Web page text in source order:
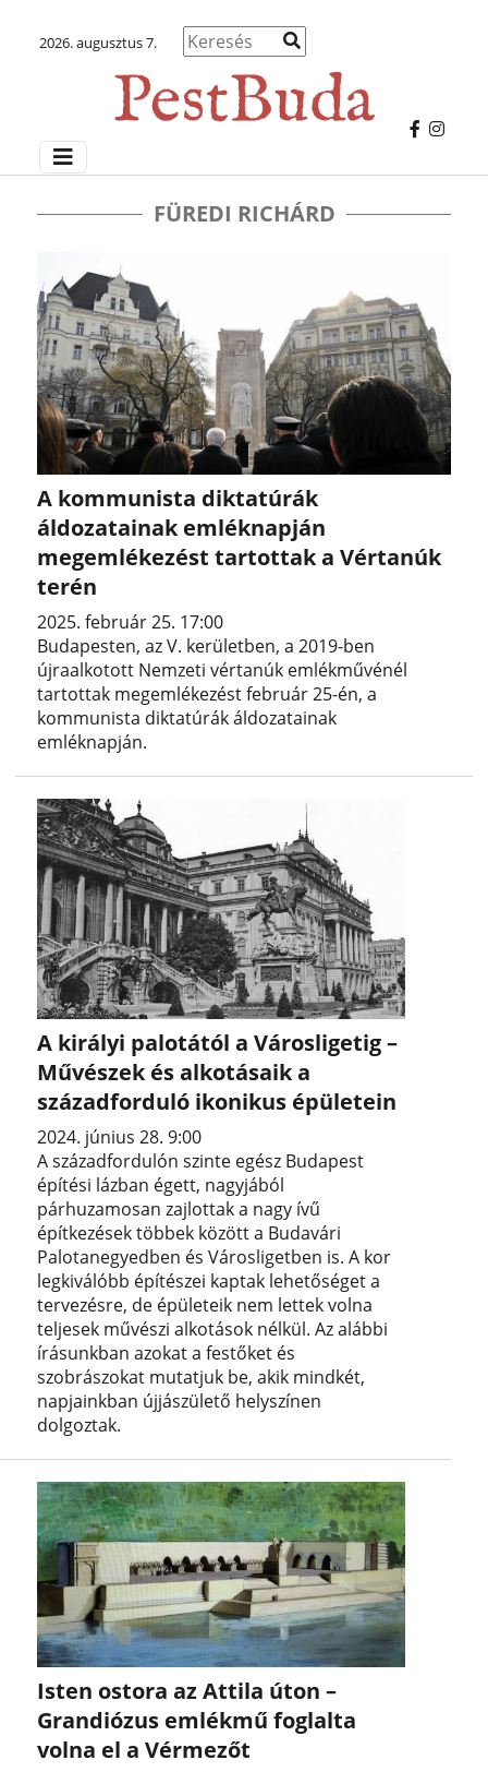
2026. augusztus 7.
FÜREDI RICHÁRD
A kommunista diktatúrák
áldozatainak emléknapján
megemlékezést tartottak a Vértanúk
terén
2025. február 25. 17:00
Budapesten, az V. kerületben, a 2019-ben
újraalkotott Nemzeti vértanúk emlékművénél
tartottak megemlékezést február 25-én, a
kommunista diktatúrák áldozatainak
emléknapján.
A királyi palotától a Városligetig –
Művészek és alkotásaik a
századforduló ikonikus épületein
2024. június 28. 9:00
A századfordulón szinte egész Budapest
építési lázban égett, nagyjából
párhuzamosan zajlottak a nagy ívű
építkezések többek között a Budavári
Palotanegyedben és Városligetben is. A kor
legkiválóbb építészei kaptak lehetőséget a
tervezésre, de épületeik nem lettek volna
teljesek művészi alkotások nélkül. Az alábbi
írásunkban azokat a festőket és
szobrászokat mutatjuk be, akik mindkét,
napjainkban újjászülető helyszínen
dolgoztak.
Isten ostora az Attila úton –
Grandiózus emlékmű foglalta
volna el a Vérmezőt